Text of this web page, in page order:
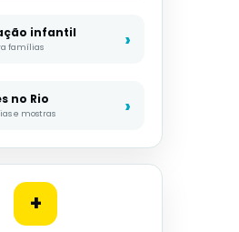
infantil
famílias
no Rio
e mostras
+